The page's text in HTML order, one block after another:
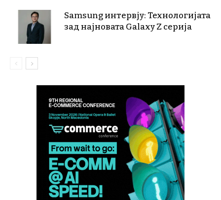
Samsung интервју: Технологијата
зад најновата Galaxy Z серија